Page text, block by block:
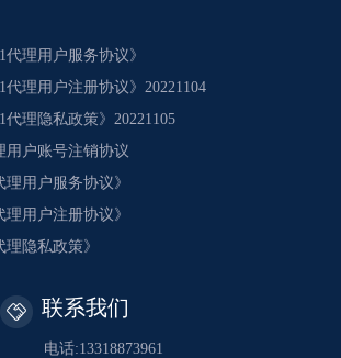
代理用户服务协议》
代理用户注册协议》20221104
代理隐私政策》20221105
用户账号注销协议
理用户服务协议》
理用户注册协议》
理隐私政策》
联系我们
电话:13318873961